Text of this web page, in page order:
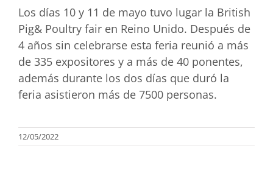
Los días 10 y 11 de mayo tuvo lugar la British
Pig& Poultry fair en Reino Unido. Después de
4 años sin celebrarse esta feria reunió a más
de 335 expositores y a más de 40 ponentes,
además durante los dos días que duró la
feria asistieron más de 7500 personas.
12/05/2022